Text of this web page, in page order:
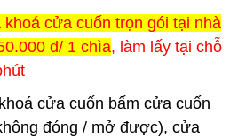
khoá cửa cuốn trọn gói tại nhà
đ/ 1 chìa, làm lấy tại chỗ
cửa cuốn bấm cửa cuốn
đóng / mở được), cửa